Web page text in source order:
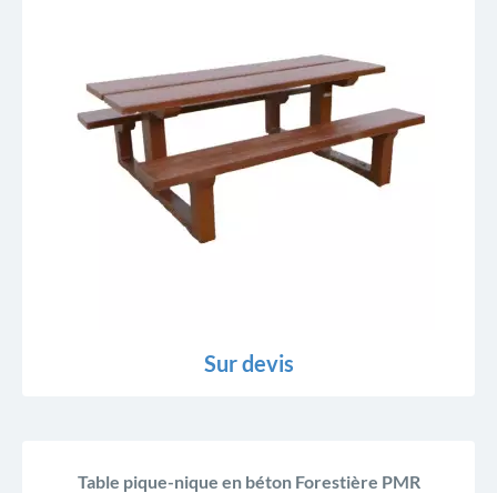
Sur devis
Table pique-nique en béton Forestière PMR